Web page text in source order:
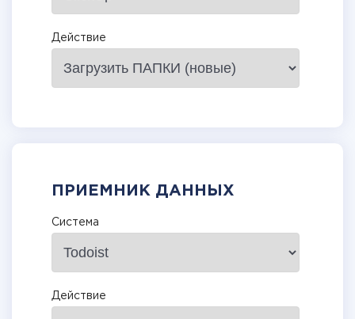
Действие
ПРИЕМНИК ДАННЫХ
Система
Действие